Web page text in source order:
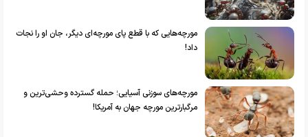
مورچه‌هایی که با قطع پای مورچه‌ای دیگر، جان او را نجات
داد!
مورچه‌های سوزنی آسیایی؛ حمله گسترده وحشی‌ترین و
مرگبارترین مورچه جهان به آمریکا!